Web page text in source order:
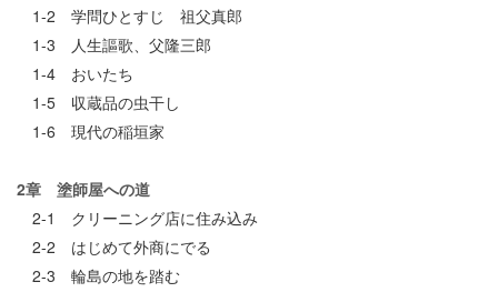
1-2 学問ひとすじ 祖父真郎
1-3 人生謳歌、父隆三郎
1-4 おいたち
1-5 収蔵品の虫干し
1-6 現代の稲垣家
2章 塗師屋への道
2-1 クリーニング店に住み込み
2-2 はじめて外商にでる
2-3 輪島の地を踏む